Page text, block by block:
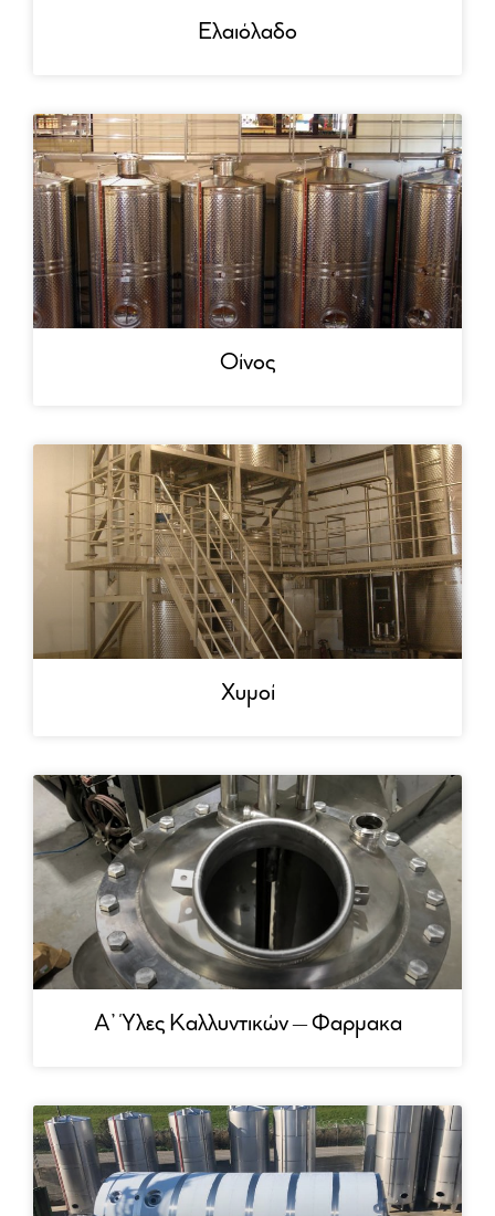
Ελαιόλαδο
Οίνος
Χυμοί
Α’ Ύλες Καλλυντικών – Φαρμακα